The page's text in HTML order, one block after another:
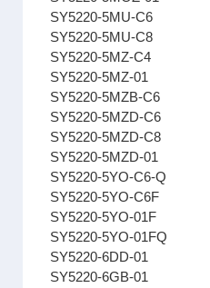
SY5220-5MU-C6
SY5220-5MU-C8
SY5220-5MZ-C4
SY5220-5MZ-01
SY5220-5MZB-C6
SY5220-5MZD-C6
SY5220-5MZD-C8
SY5220-5MZD-01
SY5220-5YO-C6-Q
SY5220-5YO-C6F
SY5220-5YO-01F
SY5220-5YO-01FQ
SY5220-6DD-01
SY5220-6GB-01